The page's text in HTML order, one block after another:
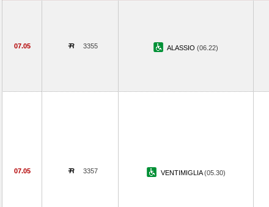
07.05 3355 ALASSIO (06.22)
07.05 3357 VENTIMIGLIA(05.30)